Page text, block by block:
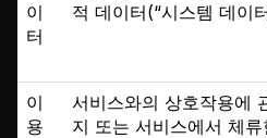
이
터
적 데이터(“시스템 데이
이
용
서비스와의 상호작용에
지 또는 서비스에서 체